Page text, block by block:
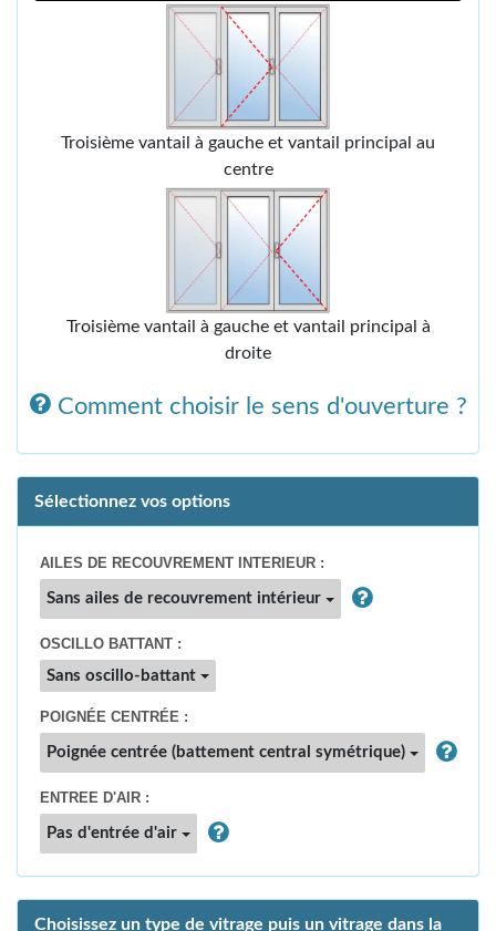
Troisième vantail à gauche et vantail principal au
centre
Troisième vantail à gauche et vantail principal à
droite
Comment choisir le sens d'ouverture ?
Sélectionnez vos options
AILES DE RECOUVREMENT INTERIEUR :
Sans ailes de recouvrement intérieur
OSCILLO BATTANT :
Sans oscillo-battant
POIGNÉE CENTRÉE :
Poignée centrée (battement central symétrique)
ENTREE D'AIR :
Pas d'entrée d'air
Choisissez un type de vitrage puis un vitrage dans la